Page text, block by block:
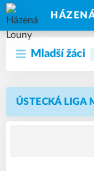
Mladší žáci
ÚSTECKÁ LIGA